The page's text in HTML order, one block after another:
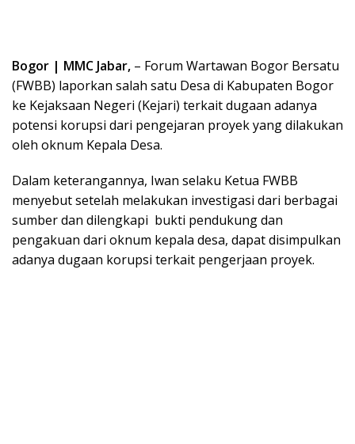
Bogor | MMC Jabar, – Forum Wartawan Bogor Bersatu
(FWBB) laporkan salah satu Desa di Kabupaten Bogor
ke Kejaksaan Negeri (Kejari) terkait dugaan adanya
potensi korupsi dari pengejaran proyek yang dilakukan
oleh oknum Kepala Desa.
Dalam keterangannya, Iwan selaku Ketua FWBB
menyebut setelah melakukan investigasi dari berbagai
sumber dan dilengkapi bukti pendukung dan
pengakuan dari oknum kepala desa, dapat disimpulkan
adanya dugaan korupsi terkait pengerjaan proyek.